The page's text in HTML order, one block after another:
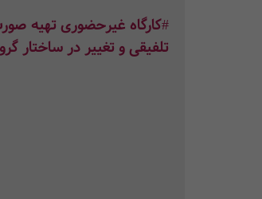
#کارگاه غیرحضوری تهیه
تلفیقی و تغییر در ساختار